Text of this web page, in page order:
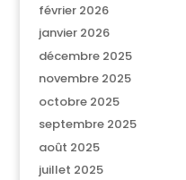
février 2026
janvier 2026
décembre 2025
novembre 2025
octobre 2025
septembre 2025
août 2025
juillet 2025